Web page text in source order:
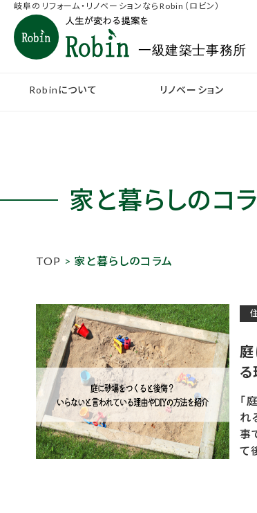
岐阜のリフォーム・リノベーションならRobin（ロビン）
Robinについて リノベーション
家と暮らしのコ
TOP > 家と暮らしのコラム
「
れ
事
て